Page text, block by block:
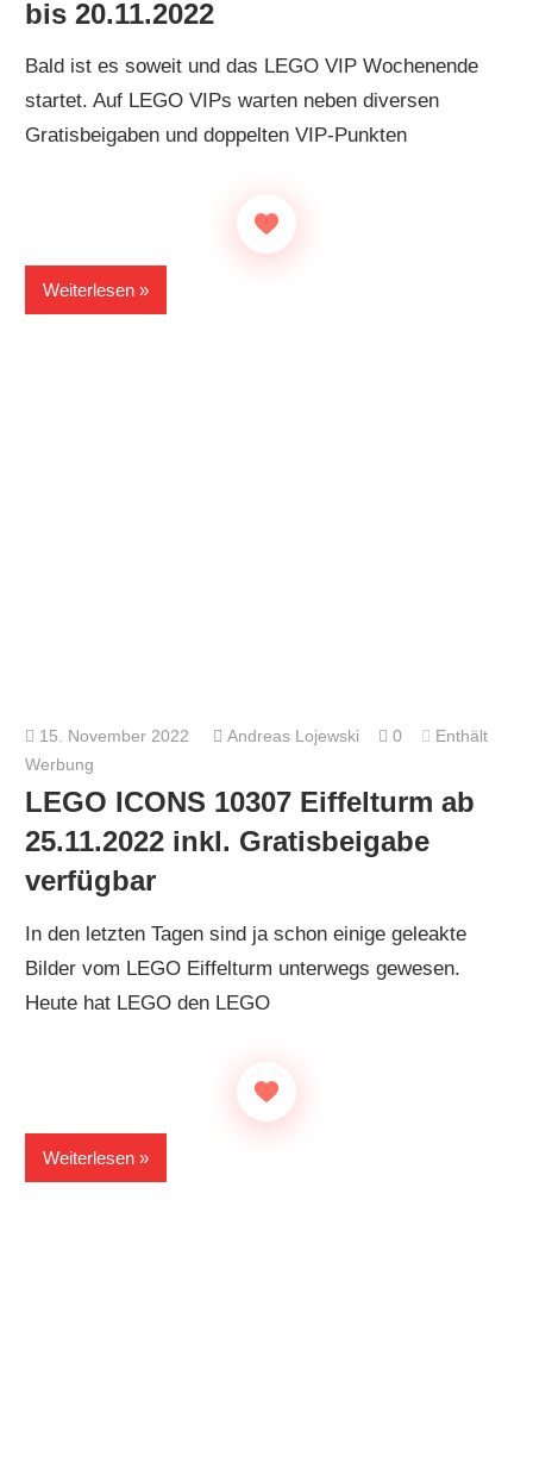
bis 20.11.2022
Bald ist es soweit und das LEGO VIP Wochenende
startet. Auf LEGO VIPs warten neben diversen
Gratisbeigaben und doppelten VIP-Punkten
Weiterlesen
15. November 2022 Andreas Lojewski 0
Enthält
Werbung
LEGO ICONS 10307 Eiffelturm ab
25.11.2022 inkl. Gratisbeigabe
verfügbar
In den letzten Tagen sind ja schon einige geleakte
Bilder vom LEGO Eiffelturm unterwegs gewesen.
Heute hat LEGO den LEGO
Weiterlesen